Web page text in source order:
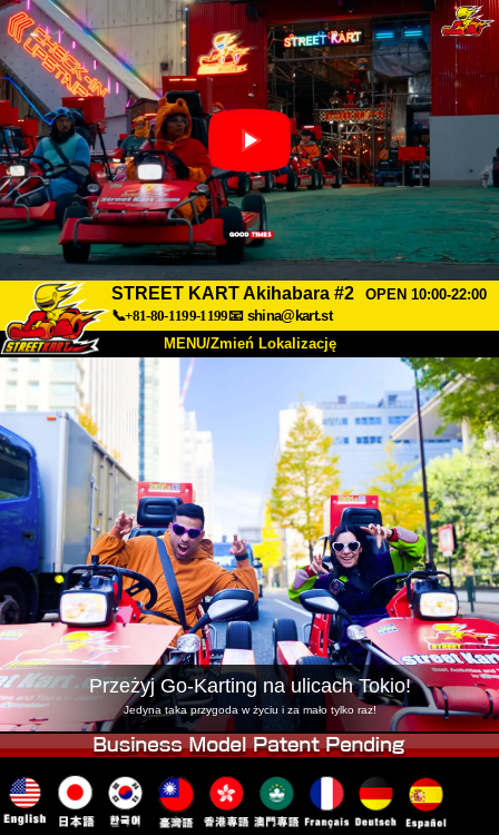
STREET KART Akihabara #2
OPEN 10:00-22:00
📞+81-80-1199-1199📧 shina@kart.st
MENU/Zmień Lokalizację
O nas Specyfikacja Cena
Dojazd FAQ
Firma Rezerwacja
Zmień Lokalizację
Tokyo Shinagawa Tokyo Akihabara#1
Tokyo Akihabara#2 Tokyo Shibuya
Tokyo Shibuya Annex Tokyo Bay
Tokyo Asakusa Osaka
Okinawa
Przeżyj Go-Karting na ulicach Tokio!
Jedyna taka przygoda w życiu i za mało tylko raz!